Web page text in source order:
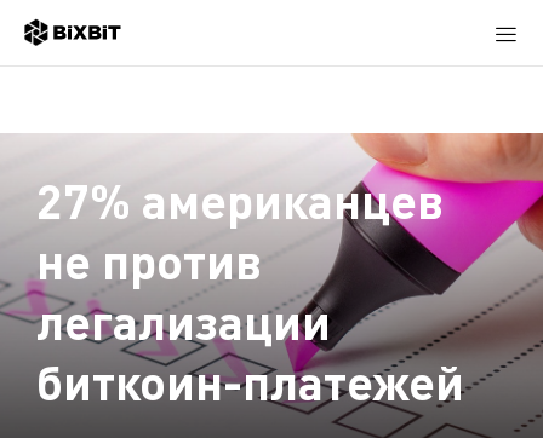
27% американцев
не против
легализации
биткоин-платежей